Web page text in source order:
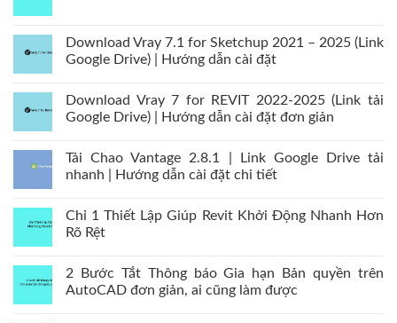
Download Vray 7.1 for Sketchup 2021 – 2025 (Link
Google Drive) | Hướng dẫn cài đặt
Download Vray 7 for REVIT 2022-2025 (Link tải
Google Drive) | Hướng dẫn cài đặt đơn giản
Tải Chao Vantage 2.8.1 | Link Google Drive tải
nhanh | Hướng dẫn cài đặt chi tiết
Chỉ 1 Thiết Lập Giúp Revit Khởi Động Nhanh Hơn
Rõ Rệt
2 Bước Tắt Thông báo Gia hạn Bản quyền trên
AutoCAD đơn giản, ai cũng làm được